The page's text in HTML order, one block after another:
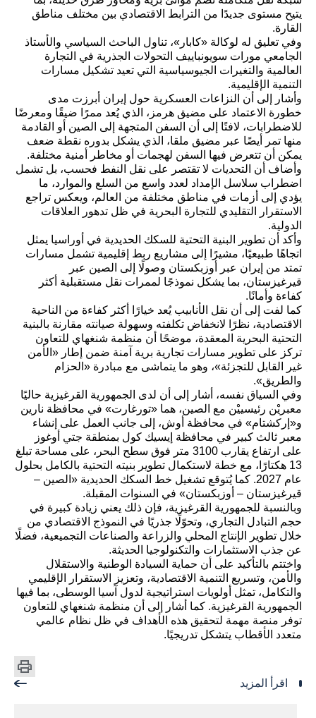
يتيح مستوى جديدًا من الترابط الاقتصادي بين مختلف مناطق
القارة.
وفي تعليق له لوكالة «كابار»، تناول الباحث السياسي والأستاذ
الجامعي مورات سويونباييف التحولات الجذرية في التجارة
العالمية والتغيرات الجيوسياسية التي تعيد تشكيل مسارات
التنمية الإقليمية.
وأشار إلى أن النزاعات العسكرية حول إيران أبرزت مدى
خطورة الاعتماد على مضيق هرمز، الذي يُعد ممرًا ضيقًا ومعرضًا
للاضطرابات، لافتًا إلى أن السفن المتجهة إلى الصين أو القادمة
منها تمر أيضًا عبر مضيق ملقا، الذي يشكل بدوره نقطة ضعف
يمكن أن تتعرض فيها السفن لهجمات أو مخاطر أمنية مختلفة.
وأضاف أن التحديات لا تقتصر على نقل النفط فحسب، بل تشمل
اضطراب سلاسل الإمداد لعدد واسع من السلع والموارد، ما
يؤدي إلى أزمات في مناطق مختلفة من العالم، ويعكس تراجع
الاستقرار التقليدي للتجارة البحرية في ظل تدهور العلاقات
الدولية.
وأكد أن تطوير البنية التحتية للسكك الحديدية في أوراسيا يمثل
اتجاهًا طبيعيًا، مشيرًا إلى مشاريع ربط إقليمية تشمل مسارات
تمتد من إيران عبر أوزبكستان وصولًا إلى الصين عبر
قيرغيزستان، بما يشكل نموذجًا لممرات نقل مستقبلية أكثر
كفاءة وأمانًا.
كما لفت إلى أن نقل الأنابيب يُعد خيارًا أكثر كفاءة من الناحية
الاقتصادية، نظرًا لانخفاض تكلفته وسهولة صيانته مقارنة بالبنية
التحتية البحرية المعقدة، موضحًا أن منظمة شنغهاي للتعاون
تركز على تطوير مسارات تجارية برية آمنة ضمن إطار «الأمن
غير القابل للتجزئة»، وهو ما يتماشى مع مبادرة «الحزام
والطريق».
وفي السياق نفسه، أشار إلى أن لدى الجمهورية القرغيزية حاليًا
معبريْن رئيسييْن مع الصين، هما «تورغارت» في محافظة نارين
و«إركشتام» في محافظة أوش، إلى جانب العمل على إنشاء
معبر ثالث كبير في محافظة إيسيك كول بمنطقة جتي أوغوز
على ارتفاع يقارب 3100 متر فوق سطح البحر، على مساحة تبلغ
13 هكتارًا، مع خطة لاستكمال تطوير بنيته التحتية بالكامل بحلول
عام 2027. كما يُتوقع تشغيل خط السكك الحديدية «الصين –
قيرغيزستان – أوزبكستان» في السنوات المقبلة.
وبالنسبة للجمهورية القرغيزية، فإن ذلك يعني زيادة كبيرة في
حجم التبادل التجاري، وتحوّلًا جذريًا في النموذج الاقتصادي من
خلال تطوير الإنتاج المحلي والزراعة والصناعات التجميعية، فضلًا
عن جذب الاستثمارات والتكنولوجيا الحديثة.
واختتم بالتأكيد على أن حماية السيادة الوطنية والاستقلال
والأمن، وتسريع التنمية الاقتصادية، وتعزيز الاستقرار الإقليمي
والتكامل، تمثل أولويات استراتيجية لدول آسيا الوسطى، بما فيها
الجمهورية القرغيزية. كما أشار إلى أن منظمة شنغهاي للتعاون
توفر منصة مهمة لتحقيق هذه الأهداف في ظل نظام عالمي
متعدد الأقطاب يتشكل تدريجيًا.
اقرأ المزيد